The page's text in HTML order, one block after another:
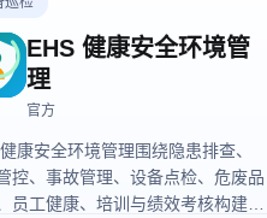
EHS 健康安全环境管
理
官方
康安全环境管理围绕隐患排查、
控、事故管理、设备点检、危废品
员工健康、培训与绩效考核构建一